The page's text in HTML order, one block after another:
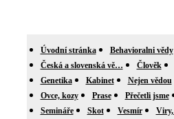
Úvodní stránka
Behavioralni vědy
Česká a slovenská vě…
Člověk
Genetika
Kabinet Nejen vědou
Ovce, kozy
Prase Přečetli jsme
Semináře
Skot Vesmír